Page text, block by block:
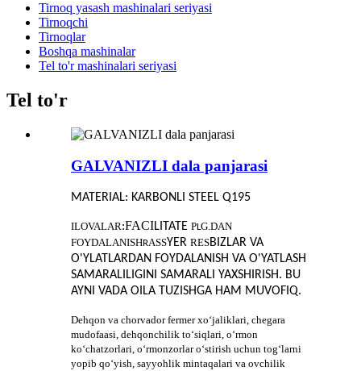
Tirnoq yasash mashinalari seriyasi
Tirnoqchi
Tirnoqlar
Boshqa mashinalar
Tel to'r mashinalari seriyasi
Tel to'r
GALVANIZLI dala panjarasi
MATERIAL: KARBONLI STEEL Q195
ILOVALAR:FACILITATE PLG.DAN
FOYDALANISHRASSYER RESBIZLAR VA
O'YLATLARDAN FOYDALANISH VA O'YATLASH
SAMARALILIGINI SAMARALI YAXSHIRISH. BU
AYNI VADA OILA TUZISHGA HAM MUVOFIQ.
Dehqon va chorvador fermer xoʻjaliklari, chegara
mudofaasi, dehqonchilik toʻsiqlari, oʻrmon
koʻchatzorlari, oʻrmonzorlar oʻstirish uchun togʻlarni
yopib qoʻyish, sayyohlik mintaqalari va ovchilik